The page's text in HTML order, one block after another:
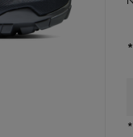
*
*